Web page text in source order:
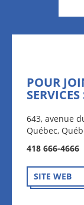
POUR
643, avenue
Québec,
418 666-4666
SITE WEB